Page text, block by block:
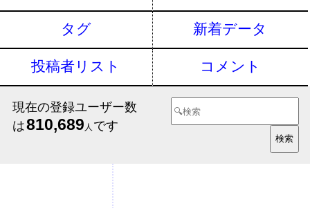
タグ 新着データ
投稿者リスト コメント
現在の登録ユーザー数
は810,689 人 です